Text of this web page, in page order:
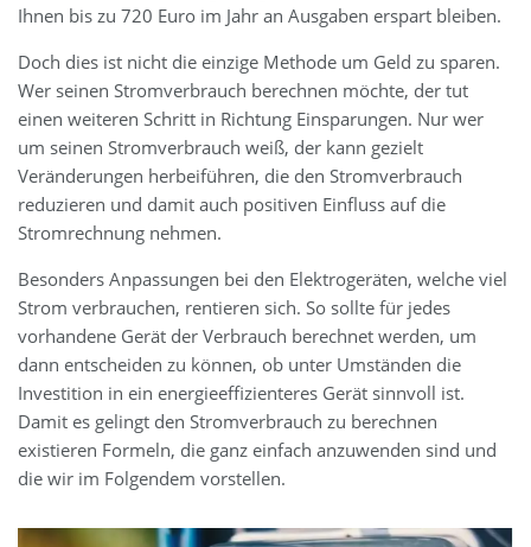
Ihnen bis zu 720 Euro im Jahr an Ausgaben erspart bleiben.
Doch dies ist nicht die einzige Methode um Geld zu sparen.
Wer seinen Stromverbrauch berechnen möchte, der tut
einen weiteren Schritt in Richtung Einsparungen. Nur wer
um seinen Stromverbrauch weiß, der kann gezielt
Veränderungen herbeiführen, die den Stromverbrauch
reduzieren und damit auch positiven Einfluss auf die
Stromrechnung nehmen.
Besonders Anpassungen bei den Elektrogeräten, welche viel
Strom verbrauchen, rentieren sich. So sollte für jedes
vorhandene Gerät der Verbrauch berechnet werden, um
dann entscheiden zu können, ob unter Umständen die
Investition in ein energieeffizienteres Gerät sinnvoll ist.
Damit es gelingt den Stromverbrauch zu berechnen
existieren Formeln, die ganz einfach anzuwenden sind und
die wir im Folgendem vorstellen.